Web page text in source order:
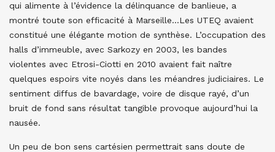
qui alimente à l’évidence la délinquance de banlieue, a
montré toute son efficacité à Marseille…Les UTEQ avaient
constitué une élégante motion de synthèse. L’occupation des
halls d’immeuble, avec Sarkozy en 2003, les bandes
violentes avec Etrosi-Ciotti en 2010 avaient fait naître
quelques espoirs vite noyés dans les méandres judiciaires. Le
sentiment diffus de bavardage, voire de disque rayé, d’un
bruit de fond sans résultat tangible provoque aujourd’hui la
nausée.
Un peu de bon sens cartésien permettrait sans doute de